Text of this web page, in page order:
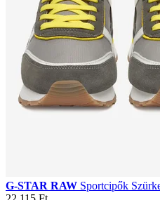
G-STAR RAW Sportcipők